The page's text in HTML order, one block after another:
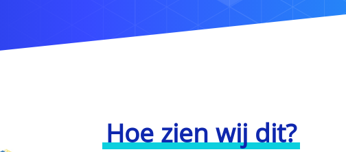
Hoe zien wij dit?